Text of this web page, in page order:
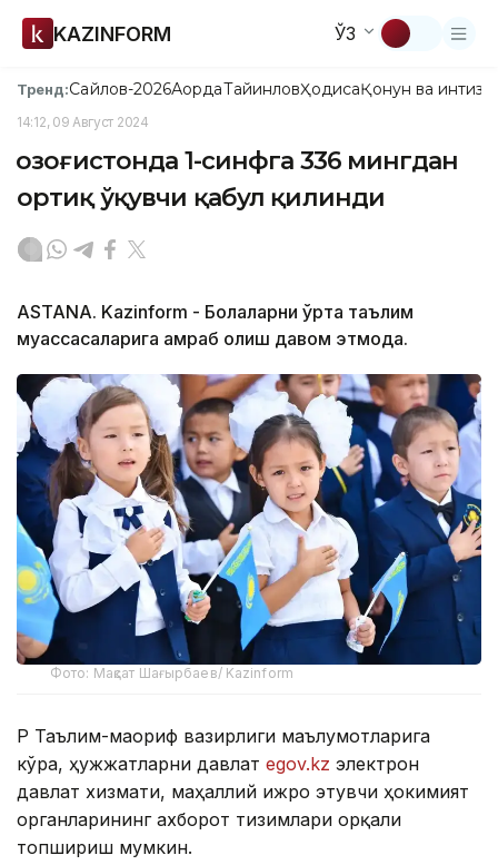
KAZINFORM ЎЗ
Тренд:Сайлов-2026АқордаТайинловҲодисаҚонун ва
14:12, 09 Август 2024
Қозоғистонда 1-синфга 336 мингдан
ортиқ ўқувчи қабул қилинди
ASTANA. Kazinform - Болаларни ўрта таълим
муассасаларига қамраб олиш давом этмоқда.
Фото: Мақсат Шағырбаев/ Kazinform
ҚР Таълим-маориф вазирлиги маълумотларига
кўра, ҳужжатларни давлат egov.kz электрон
давлат хизмати, маҳаллий ижро этувчи ҳокимият
органларининг ахборот тизимлари орқали
топшириш мумкин.